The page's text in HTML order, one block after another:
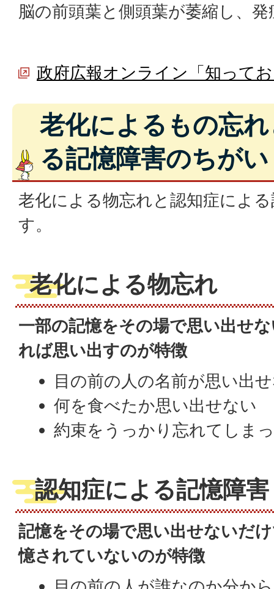
脳の前頭葉と側頭葉が萎縮し、
政府広報オンライン「知って
老化によるもの忘
る記憶障害のちがい
老化による物忘れと認知症によ
す。
老化による物忘れ
一部の記憶をその場で思い出せ
れば思い出すのが特徴
目の前の人の名前が思い出
何を食べたか思い出せない
約束をうっかり忘れてしま
認知症による記憶障害
記憶をその場で思い出せないだ
憶されていないのが特徴